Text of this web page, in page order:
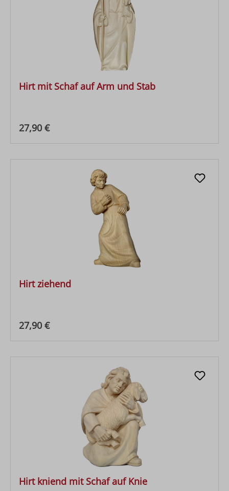
Hirt mit Schaf auf Arm und Stab
Regulärer Preis:
27,90 €
Hirt ziehend
Regulärer Preis:
27,90 €
Hirt kniend mit Schaf auf Knie